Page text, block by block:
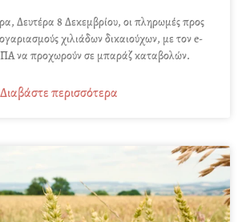
Δευτέρα 8 Δεκεμβρίου, οι πληρωμές προς
χιλιάδων δικαιούχων, με τον e-
να προχωρούν σε μπαράζ καταβολών.
Διαβάστε περισσότερα